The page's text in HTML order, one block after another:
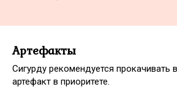
Артефакты
Сигурду рекомендуется прокачивать
артефакт в приоритете.